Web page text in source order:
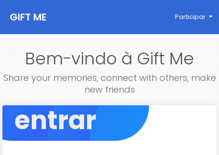
GIFT ME Participar
Bem-vindo à Gift Me
Share your memories, connect with others, make
new friends
entrar